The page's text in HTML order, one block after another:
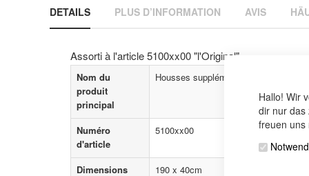
Hallo! Wir
dir nur
freuen uns
beginning
of
images
gallery
DETAILS
Assorti à l'article 5100xx00 "l'Original"
Nom du
produit
principal
Housses supplémentaires
Numéro
d'article
5100xx00
Dimensions
190 x 40cm
PLUS D’INFORMATION AVIS